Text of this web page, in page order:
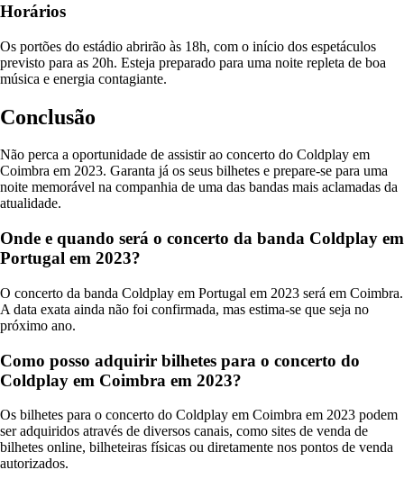
Horários
Os portões do estádio abrirão às 18h, com o início dos espetáculos
previsto para as 20h. Esteja preparado para uma noite repleta de boa
música e energia contagiante.
Conclusão
Não perca a oportunidade de assistir ao concerto do Coldplay em
Coimbra em 2023. Garanta já os seus bilhetes e prepare-se para uma
noite memorável na companhia de uma das bandas mais aclamadas da
atualidade.
Onde e quando será o concerto da banda Coldplay em
Portugal em 2023?
O concerto da banda Coldplay em Portugal em 2023 será em Coimbra.
A data exata ainda não foi confirmada, mas estima-se que seja no
próximo ano.
Como posso adquirir bilhetes para o concerto do
Coldplay em Coimbra em 2023?
Os bilhetes para o concerto do Coldplay em Coimbra em 2023 podem
ser adquiridos através de diversos canais, como sites de venda de
bilhetes online, bilheteiras físicas ou diretamente nos pontos de venda
autorizados.